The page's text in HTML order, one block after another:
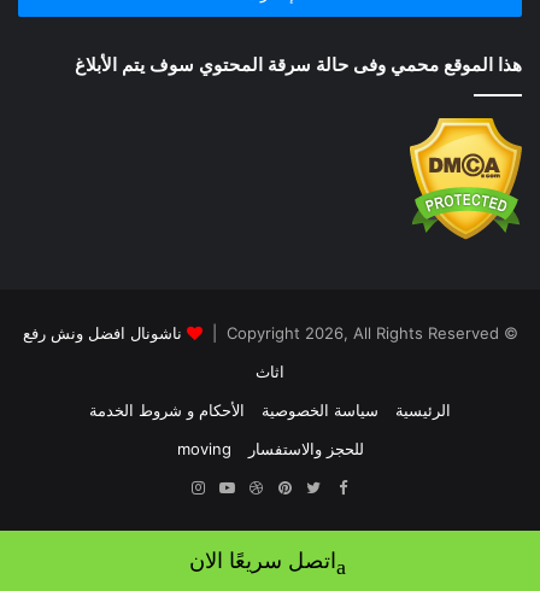
هذا الموقع محمي وفى حالة سرقة المحتوي سوف يتم الأبلاغ
© Copyright 2026, All Rights Reserved |
ناشونال افضل ونش رفع
اثاث
الرئيسية
سياسة الخصوصية
الأحكام و شروط الخدمة
للحجز والاستفسار
moving
Facebook
Twitter
Pinterest
Dribbble
YouTube
اتصل سريعًا الان